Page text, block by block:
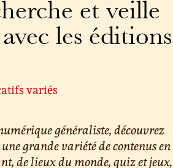
et veille
les éditions
variés
généraliste, découvrez
grande variété de contenus en
de lieux du monde, quiz et jeux,